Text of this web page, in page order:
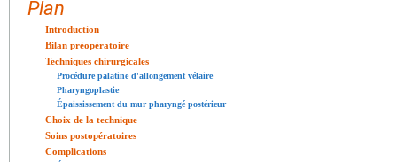
Plan
Introduction
Bilan préopératoire
Techniques chirurgicales
Procédure palatine d'allongement vélaire
Pharyngoplastie
Épaississement du mur pharyngé postérieur
Choix de la technique
Soins postopératoires
Complications